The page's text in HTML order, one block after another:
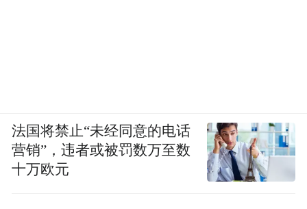
法国将禁止“未经同意的电话
营销”，违者或被罚数万至数
十万欧元